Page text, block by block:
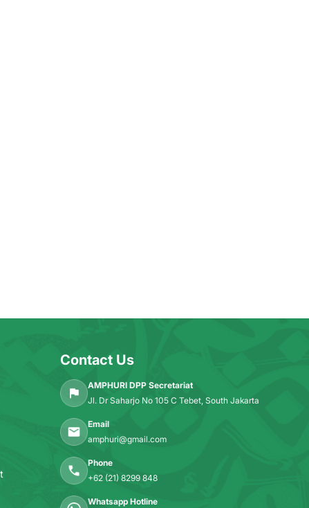
Contact Us
AMPHURI DPP Secretariat
Jl. Dr Saharjo No 105 C Tebet, South Jakarta
Email
amphuri@gmail.com
Phone
+62 (21) 8299 848
Whatsapp Hotline